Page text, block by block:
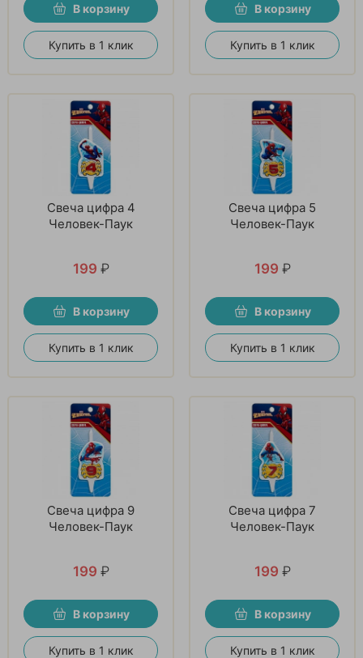
В корзину
Купить в 1 клик
В корзину
Купить в 1 клик
Свеча цифра 4
Человек-Паук
199 ₽
В корзину
Купить в 1 клик
Свеча цифра 5
Человек-Паук
199 ₽
В корзину
Купить в 1 клик
Свеча цифра 9
Человек-Паук
199 ₽
В корзину
Купить в 1 клик
Свеча цифра 7
Человек-Паук
199 ₽
В корзину
Купить в 1 клик